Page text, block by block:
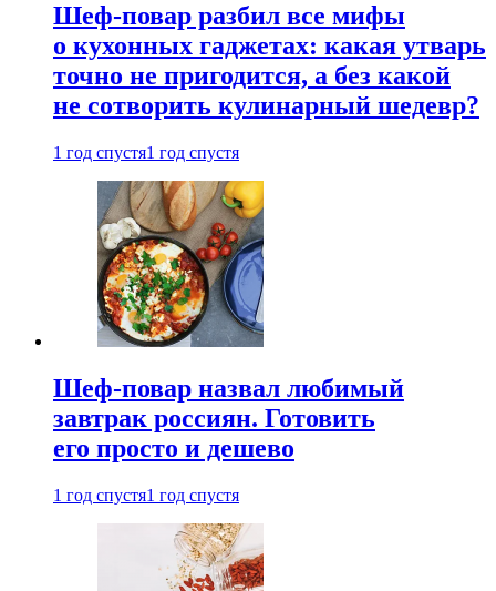
Шеф-повар разбил все мифы
о кухонных гаджетах: какая утварь
точно не пригодится, а без какой
не сотворить кулинарный шедевр?
1 год спустя1 год спустя
Шеф-повар назвал любимый
завтрак россиян. Готовить
его просто и дешево
1 год спустя1 год спустя